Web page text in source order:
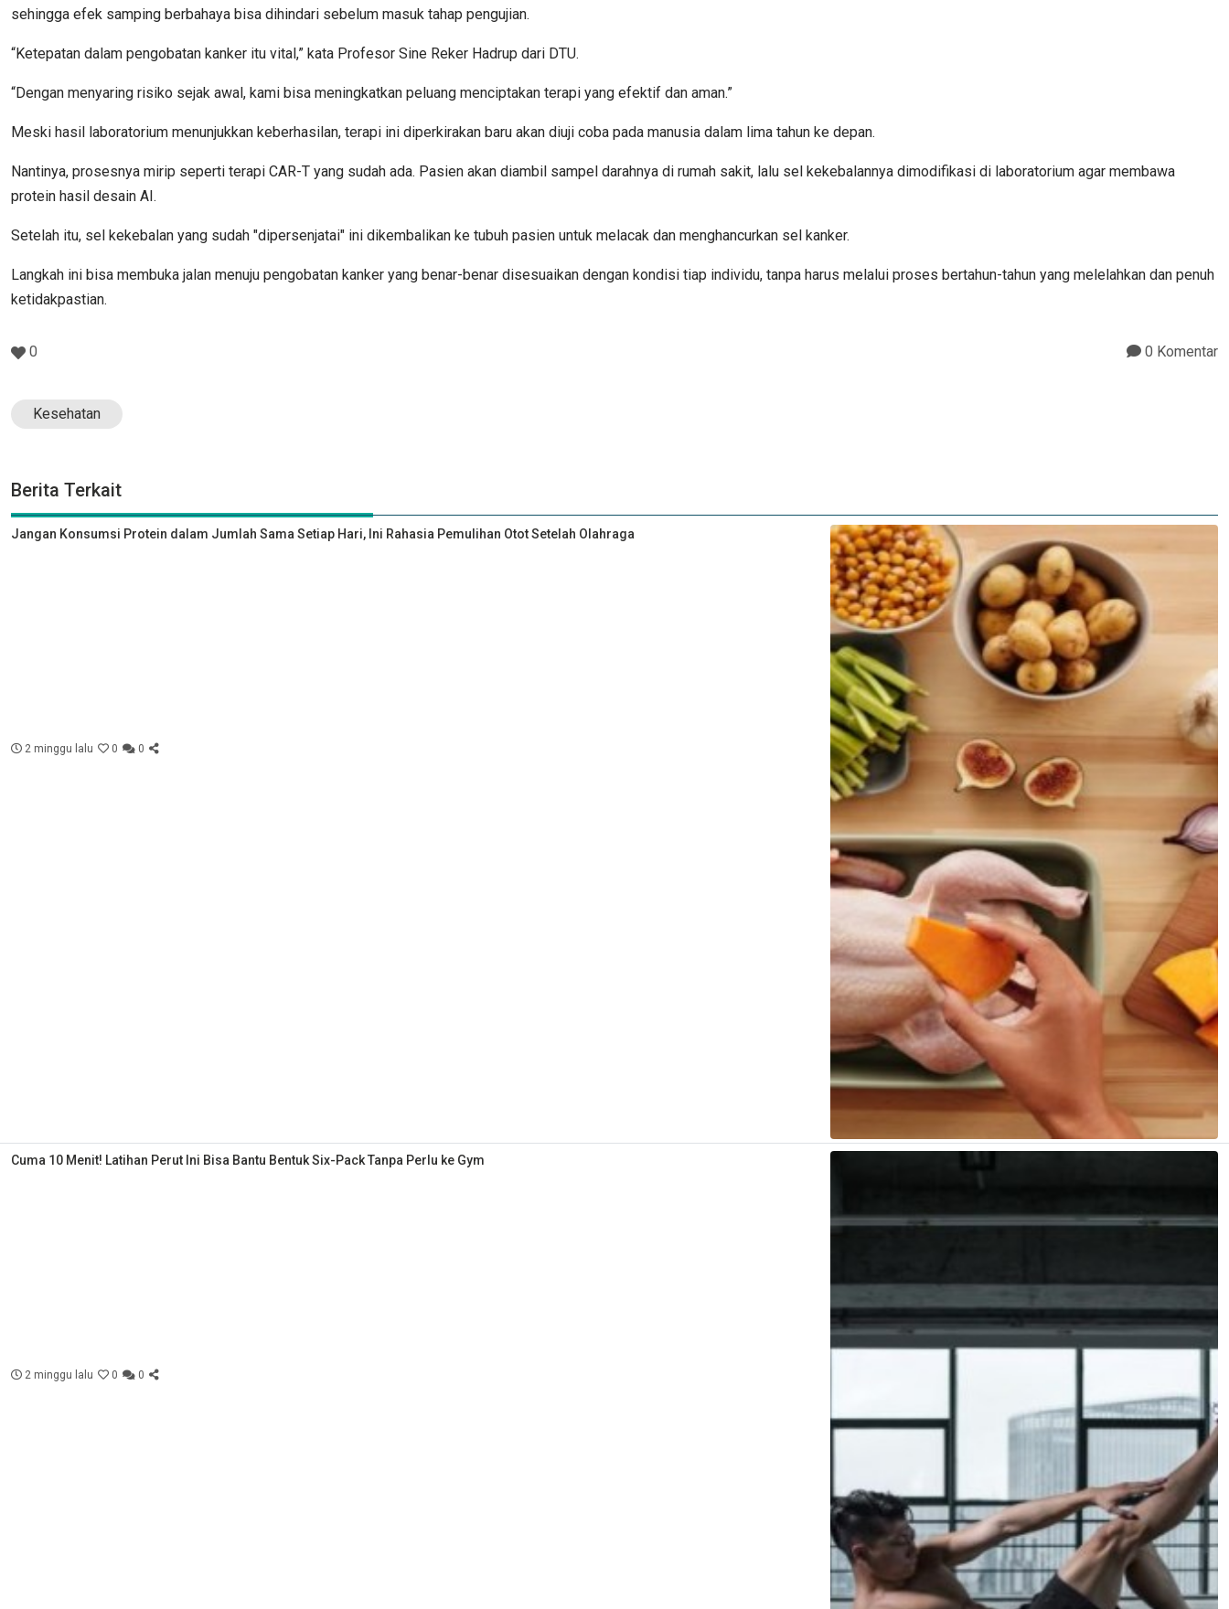
sehingga efek samping berbahaya bisa dihindari sebelum masuk tahap pengujian.
“Ketepatan dalam pengobatan kanker itu vital,” kata Profesor Sine Reker Hadrup dari DTU.
“Dengan menyaring risiko sejak awal, kami bisa meningkatkan peluang menciptakan terapi yang efektif dan aman.”
Meski hasil laboratorium menunjukkan keberhasilan, terapi ini diperkirakan baru akan diuji coba pada manusia dalam lima tahun ke depan.
Nantinya, prosesnya mirip seperti terapi CAR-T yang sudah ada. Pasien akan diambil sampel darahnya di rumah sakit, lalu sel kekebalannya dimodifikasi di laboratorium agar membawa
protein hasil desain AI.
Setelah itu, sel kekebalan yang sudah "dipersenjatai" ini dikembalikan ke tubuh pasien untuk melacak dan menghancurkan sel kanker.
Langkah ini bisa membuka jalan menuju pengobatan kanker yang benar-benar disesuaikan dengan kondisi tiap individu, tanpa harus melalui proses bertahun-tahun yang melelahkan dan penuh
ketidakpastian.
0 0 Komentar
Kesehatan
Berita Terkait
Jangan Konsumsi Protein dalam Jumlah Sama Setiap Hari, Ini Rahasia Pemulihan Otot Setelah Olahraga
2 minggu lalu 0 0
Cuma 10 Menit! Latihan Perut Ini Bisa Bantu Bentuk Six-Pack Tanpa Perlu ke Gym
2 minggu lalu 0 0